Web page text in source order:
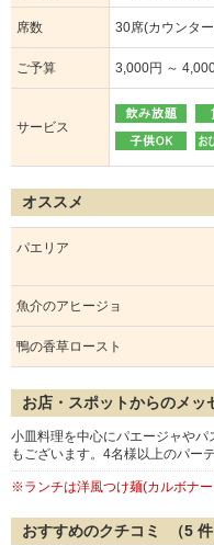
席数 30席(カウンタ
ご予算 3,000円 ～
サービス
オススメ
パエリア
魚介のアヒージョ
鴨の香草ロースト
お店・スポットからのメッ
小皿料理を中心にパエージャや
もございます。4名様以上のパー
※ランチは洋風つけ麺(カルボナ
おすすめのクチコミ （5 件